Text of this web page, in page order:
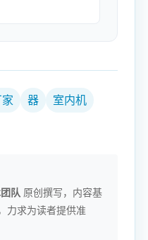
器
室内机
队 原创撰写，内容基
力求为读者提供准